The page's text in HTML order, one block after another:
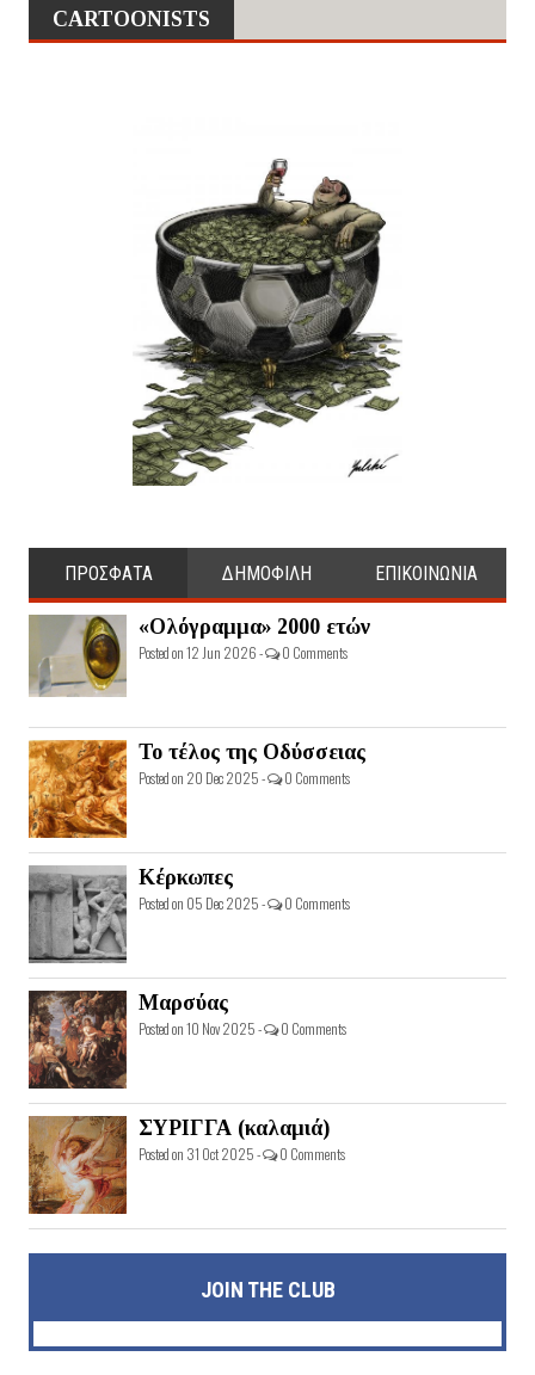
CARTOONISTS
ΠΡΟΣΦΑΤΑ ΔΗΜΟΦΙΛΗ ΕΠΙΚΟΙΝΩΝΙΑ
«Ολόγραμμα» 2000 ετών
Posted on 12 Jun 2026 - 0 Comments
Το τέλος της Οδύσσειας
Posted on 20 Dec 2025 - 0 Comments
Κέρκωπες
Posted on 05 Dec 2025 - 0 Comments
Μαρσύας
Posted on 10 Nov 2025 - 0 Comments
ΣΥΡΙΓΓΑ (καλαμιά)
Posted on 31 Oct 2025 - 0 Comments
JOIN THE CLUB